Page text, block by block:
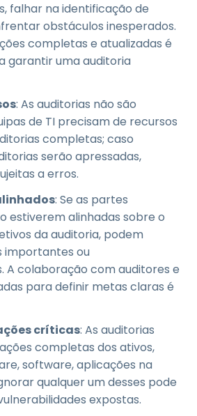
falhar na identificação de
obstáculos inesperados.
completas e atualizadas é
garantir uma auditoria
: As auditorias não são
de TI precisam de recursos
completas; caso
serão apressadas,
a erros.
: Se as partes
estiverem alinhadas sobre o
da auditoria, podem
importantes ou
A colaboração com auditores e
para definir metas claras é
críticas: As auditorias
completas dos ativos,
software, aplicações na
qualquer um desses pode
expostas.